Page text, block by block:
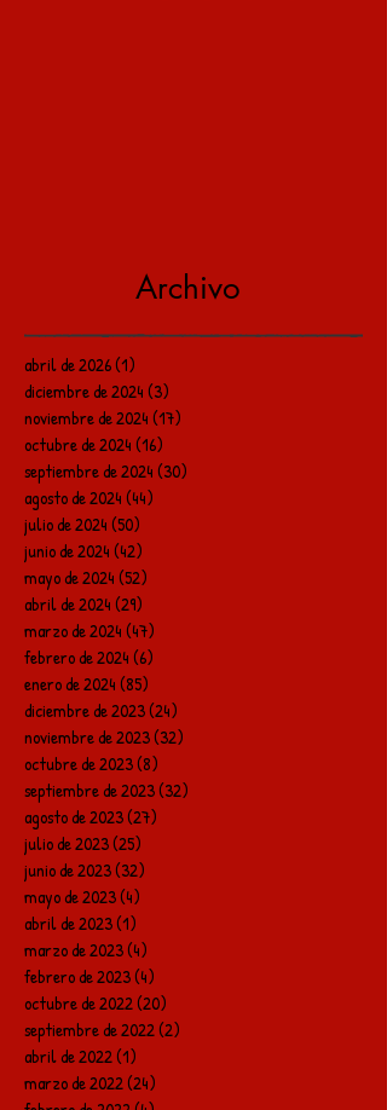
Archivo
abril de 2026(1)
diciembre de 2024(3)
noviembre de 2024(17)
octubre de 2024(16)
septiembre de 2024(30)
agosto de 2024(44)
julio de 2024(50)
junio de 2024(42)
mayo de 2024(52)
abril de 2024(29)
marzo de 2024(47)
febrero de 2024(6)
enero de 2024(85)
diciembre de 2023(24)
noviembre de 2023(32)
octubre de 2023(8)
septiembre de 2023(32)
agosto de 2023(27)
julio de 2023(25)
junio de 2023(32)
mayo de 2023(4)
abril de 2023(1)
marzo de 2023(4)
febrero de 2023(4)
octubre de 2022(20)
septiembre de 2022(2)
abril de 2022(1)
marzo de 2022(24)